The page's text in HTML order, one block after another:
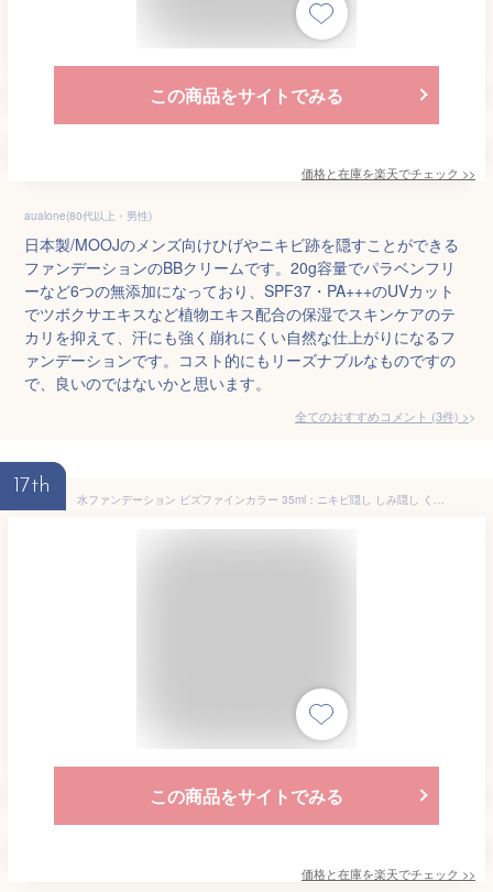
この商品をサイトでみる
価格と在庫を楽天でチェック >>
aualone(80代以上・男性)
日本製/MOOJのメンズ向けひげやニキビ跡を隠すことができる
ファンデーションのBBクリームです。20g容量でパラベンフリ
ーなど6つの無添加になっており、SPF37・PA+++のUVカット
でツボクサエキスなど植物エキス配合の保湿でスキンケアのテ
カリを抑えて、汗にも強く崩れにくい自然な仕上がりになるフ
ァンデーションです。コスト的にもリーズナブルなものですの
で、良いのではないかと思います。
全てのおすすめコメント (3件) >
17th
水ファンデーション ビズファインカラー 35ml：ニキビ隠し しみ隠し くま消し あざ隠し メンズbbクリーム より自然な仕上がり ニキビ跡 ホクロ 毛穴 自然に隠す メンズファンデーション コンシーラー メンズメイク 男性化粧品 メンズコスメ ZAS
この商品をサイトでみる
価格と在庫を楽天でチェック >>